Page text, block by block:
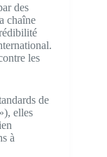
des
chaîne
les
de
elles
à